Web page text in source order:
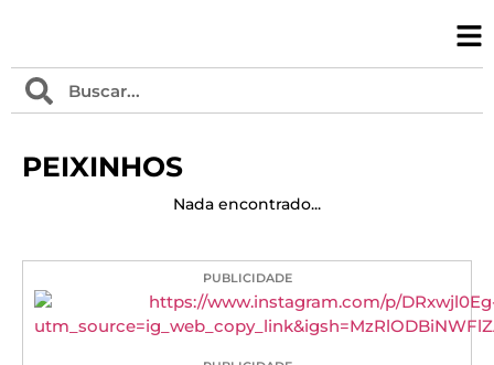
PEIXINHOS
Nada encontrado...
PUBLICIDADE